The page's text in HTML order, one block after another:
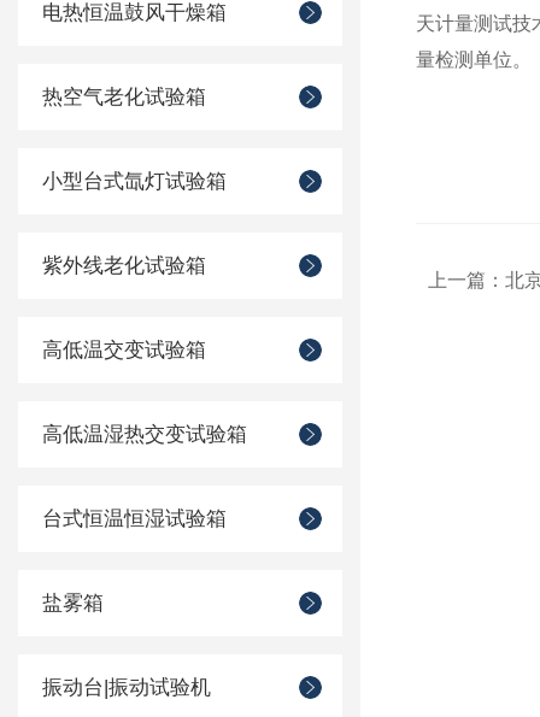
电热恒温鼓风干燥箱
热空气老化试验箱
小型台式氙灯试验箱
紫外线老化试验箱
高低温交变试验箱
高低温湿热交变试验箱
台式恒温恒湿试验箱
盐雾箱
振动台|振动试验机
天计量测试技
量检测单位。
上一篇： 北